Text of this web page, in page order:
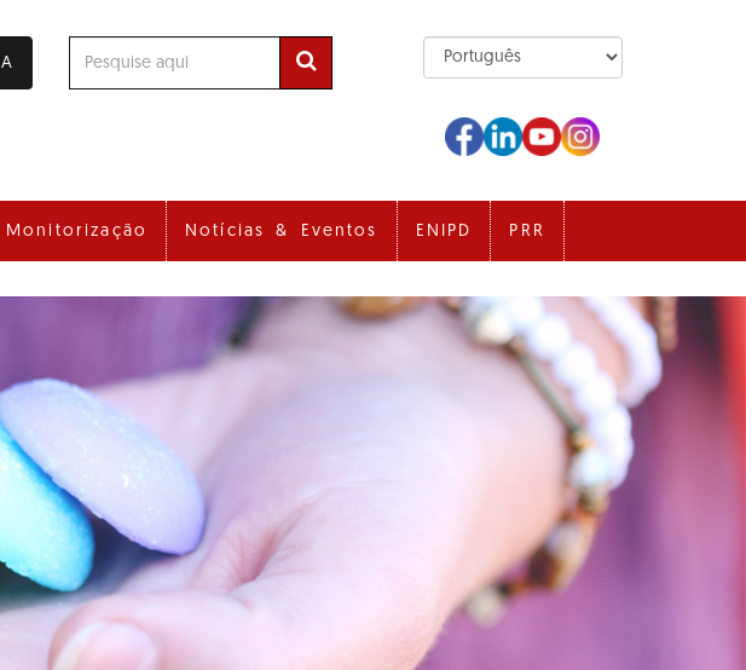
A
Monitorização Notícias & Eventos ENIPD PRR